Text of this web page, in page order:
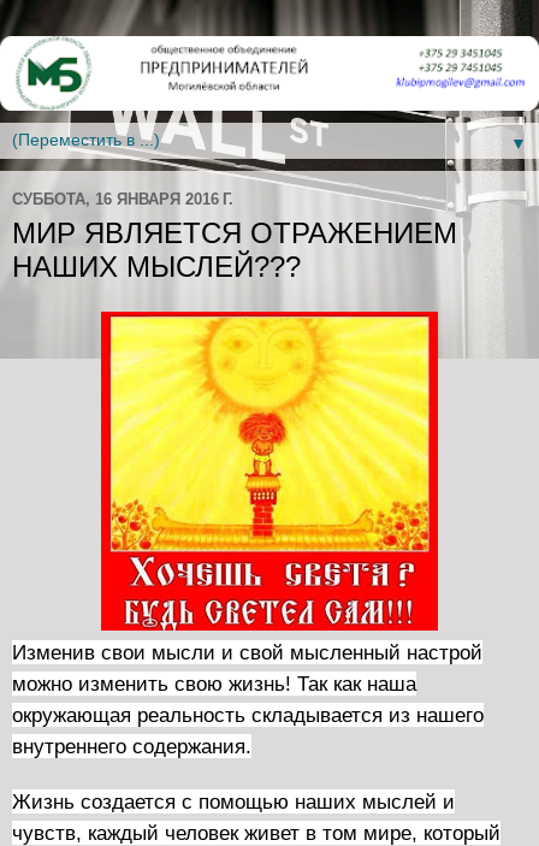
▼
СУББОТА, 16 ЯНВАРЯ 2016 Г.
МИР ЯВЛЯЕТСЯ ОТРАЖЕНИЕМ
НАШИХ МЫСЛЕЙ???
Изменив свои мысли и свой мысленный настрой
можно изменить свою жизнь! Так как наша
окружающая реальность складывается из нашего
внутреннего содержания.
Жизнь создается с помощью наших мыслей и
чувств, каждый человек живет в том мире, который